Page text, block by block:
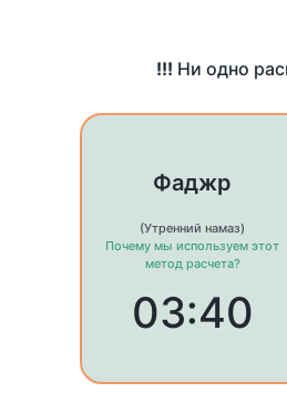
!!! Ни одно
Фаджр
(Утренний намаз)
Почему мы используем этот
метод расчета?
03:40